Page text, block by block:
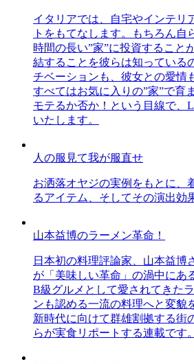
イタリアでは、自宅やインテリ
トをもてなします。もちろん自
時間の長い”家”に投資すること
結することを彼らは知っている
チベーションも、彼女との愛情
すべてはお気に入りの”家”で育
モテるか否か！という目線で、
いたします。
人の服見て我が服直せ
お洒落オヤジの実例をもとに、
るアイテム、そしてその演出効
山本益博のラーメン革命！
日本初の料理評論家、山本益博
が「美味しい革命」の渦中にあ
B級グルメとして愛されてきた
ンも認める一流の料理へと変貌
新時代に向けて群雄割拠する街
らが実食リポートする連載です。